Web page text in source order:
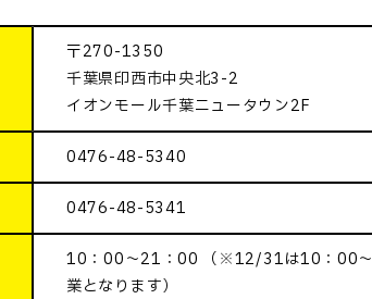
〒270-1350
千葉県印西市中央北3-2
イオンモール千葉ニュータウン2F
0476-48-5340
0476-48-5341
10：00～21：00 （※12/31は10：00
業となります）